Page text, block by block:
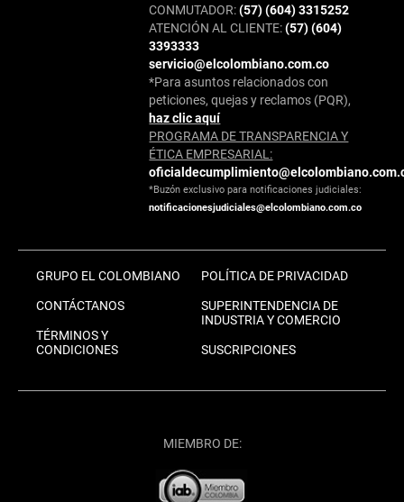
CONMUTADOR:(57) (604) 3315252
ATENCIÓN AL CLIENTE:(57) (604)
3393333
servicio@elcolombiano.com.co
*Para asuntos relacionados con
peticiones, quejas y reclamos (PQR),
haz clic aquí
PROGRAMA DE TRANSPARENCIA Y
ÉTICA EMPRESARIAL:
*Buzón exclusivo para notificaciones judiciales:
notificacionesjudiciales@elcolombiano.com.co
GRUPO EL COLOMBIANO
CONTÁCTANOS
TÉRMINOS Y
CONDICIONES
POLÍTICA DE PRIVACIDAD
SUPERINTENDENCIA DE
INDUSTRIA Y COMERCIO
SUSCRIPCIONES
MIEMBRO DE: